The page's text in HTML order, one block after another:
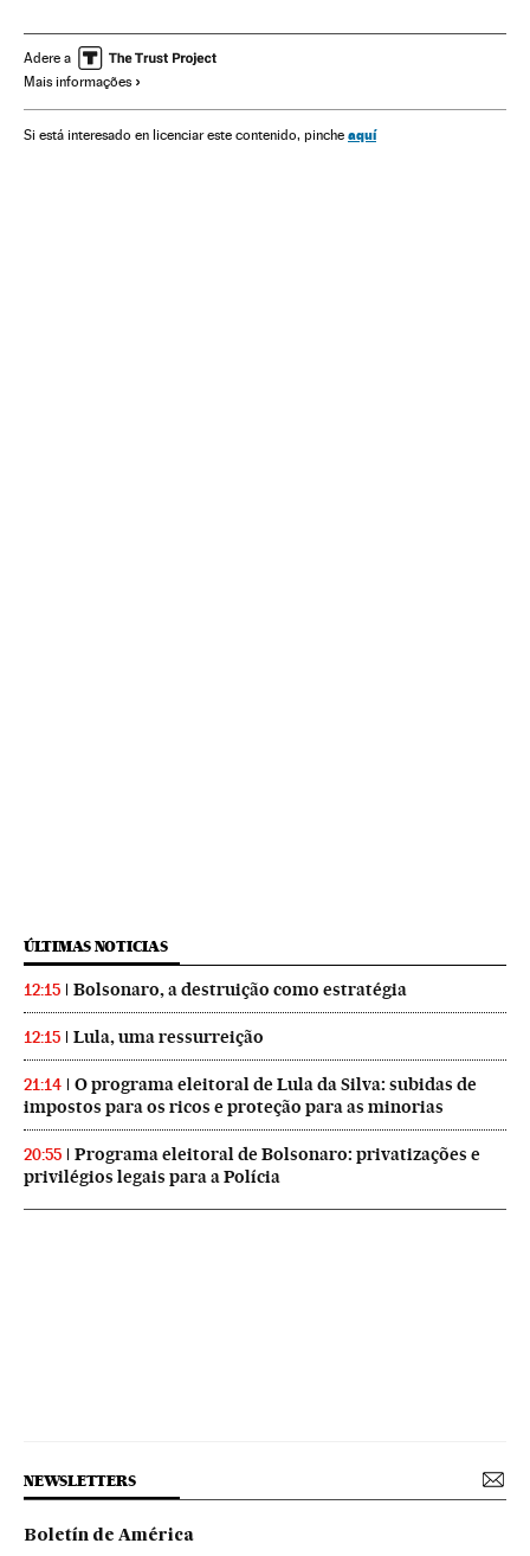
Acidentes ferroviários Acidentes
América do Sul
Adere a
Mais informações
Si está interesado en licenciar este contenido, pinche aquí
ÚLTIMAS NOTICIAS
12:15 Bolsonaro, a destruição como estratégia
12:15 Lula, uma ressurreição
21:14
O programa eleitoral de Lula da Silva: subidas de
impostos para os ricos e proteção para as minorias
20:55
Programa eleitoral de Bolsonaro: privatizações e
privilégios legais para a Polícia
NEWSLETTERS
Boletín de América